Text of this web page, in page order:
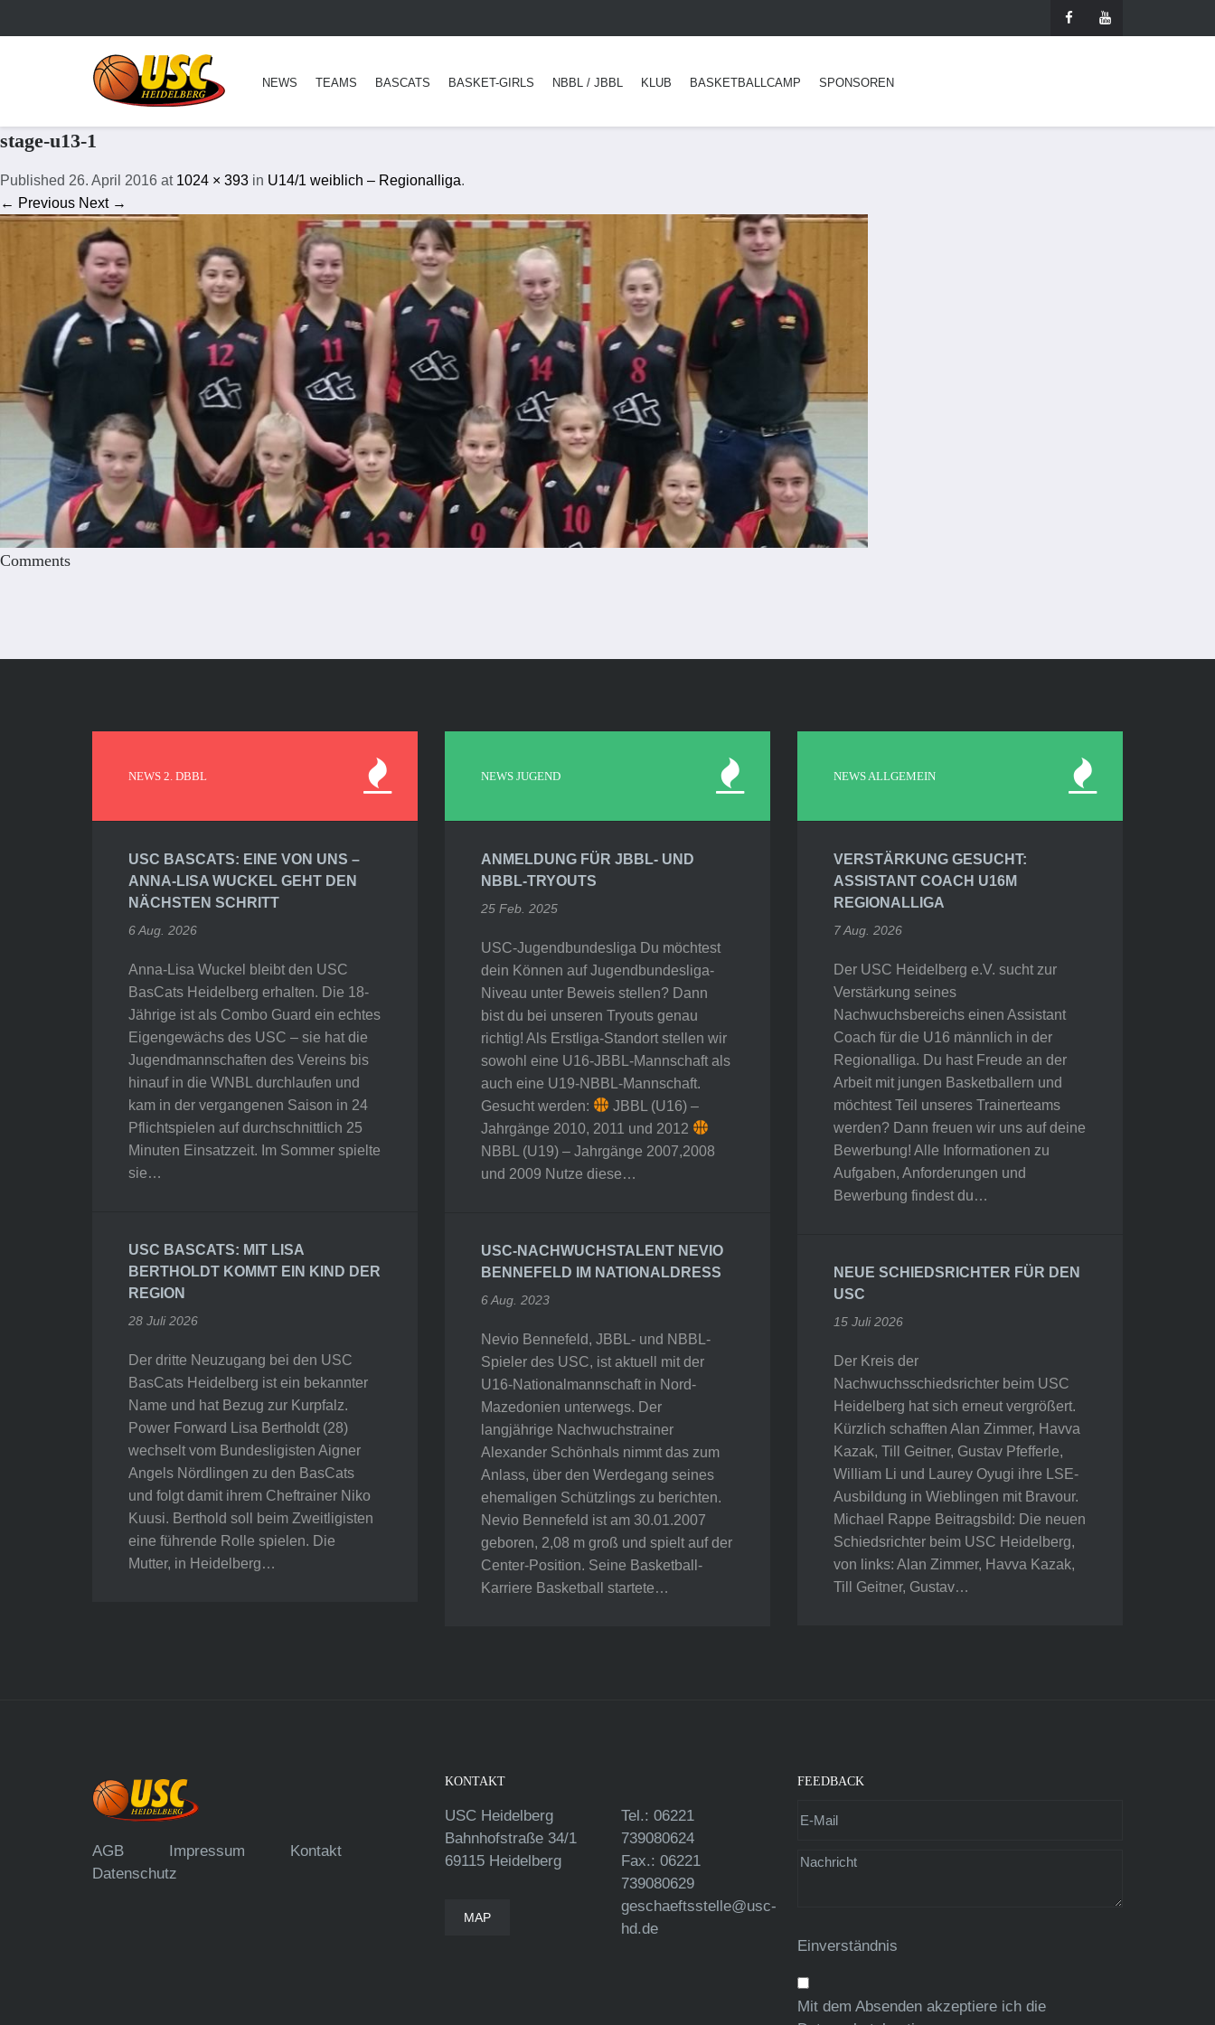
NEWS TEAMS BASCATS BASKET-GIRLS NBBL / JBBL KLUB BASKETBALLCAMP SPONSOREN
stage-u13-1
Published 26. April 2016 at 1024 × 393 in U14/1 weiblich – Regionalliga.
← Previous Next →
Comments
NEWS 2. DBBL
USC BASCATS: EINE VON UNS –
ANNA-LISA WUCKEL GEHT DEN
NÄCHSTEN SCHRITT
6 Aug. 2026
Anna-Lisa Wuckel bleibt den USC
BasCats Heidelberg erhalten. Die 18-
Jährige ist als Combo Guard ein echtes
Eigengewächs des USC – sie hat die
Jugendmannschaften des Vereins bis
hinauf in die WNBL durchlaufen und
kam in der vergangenen Saison in 24
Pflichtspielen auf durchschnittlich 25
Minuten Einsatzzeit. Im Sommer spielte
sie…
USC BASCATS: MIT LISA
BERTHOLDT KOMMT EIN KIND DER
REGION
28 Juli 2026
Der dritte Neuzugang bei den USC
BasCats Heidelberg ist ein bekannter
Name und hat Bezug zur Kurpfalz.
Power Forward Lisa Bertholdt (28)
wechselt vom Bundesligisten Aigner
Angels Nördlingen zu den BasCats
und folgt damit ihrem Cheftrainer Niko
Kuusi. Berthold soll beim Zweitligisten
eine führende Rolle spielen. Die
Mutter, in Heidelberg…
NEWS JUGEND
ANMELDUNG FÜR JBBL- UND
NBBL-TRYOUTS
25 Feb. 2025
USC-Jugendbundesliga Du möchtest
dein Können auf Jugendbundesliga-
Niveau unter Beweis stellen? Dann
bist du bei unseren Tryouts genau
richtig! Als Erstliga-Standort stellen wir
sowohl eine U16-JBBL-Mannschaft als
auch eine U19-NBBL-Mannschaft.
Gesucht werden:
JBBL (U16) –
Jahrgänge 2010, 2011 und 2012
NBBL (U19) – Jahrgänge 2007,2008
und 2009 Nutze diese…
USC-NACHWUCHSTALENT NEVIO
BENNEFELD IM NATIONALDRESS
6 Aug. 2023
Nevio Bennefeld, JBBL- und NBBL-
Spieler des USC, ist aktuell mit der
U16-Nationalmannschaft in Nord-
Mazedonien unterwegs. Der
langjährige Nachwuchstrainer
Alexander Schönhals nimmt das zum
Anlass, über den Werdegang seines
ehemaligen Schützlings zu berichten.
Nevio Bennefeld ist am 30.01.2007
geboren, 2,08 m groß und spielt auf der
Center-Position. Seine Basketball-
Karriere Basketball startete…
NEWS ALLGEMEIN
VERSTÄRKUNG GESUCHT:
ASSISTANT COACH U16M
REGIONALLIGA
7 Aug. 2026
Der USC Heidelberg e.V. sucht zur
Verstärkung seines
Nachwuchsbereichs einen Assistant
Coach für die U16 männlich in der
Regionalliga. Du hast Freude an der
Arbeit mit jungen Basketballern und
möchtest Teil unseres Trainerteams
werden? Dann freuen wir uns auf deine
Bewerbung! Alle Informationen zu
Aufgaben, Anforderungen und
Bewerbung findest du…
NEUE SCHIEDSRICHTER FÜR DEN
USC
15 Juli 2026
Der Kreis der
Nachwuchsschiedsrichter beim USC
Heidelberg hat sich erneut vergrößert.
Kürzlich schafften Alan Zimmer, Havva
Kazak, Till Geitner, Gustav Pfefferle,
William Li und Laurey Oyugi ihre LSE-
Ausbildung in Wieblingen mit Bravour.
Michael Rappe Beitragsbild: Die neuen
Schiedsrichter beim USC Heidelberg,
von links: Alan Zimmer, Havva Kazak,
Till Geitner, Gustav…
AGB Impressum
Kontakt
Datenschutz
KONTAKT
USC Heidelberg
Bahnhofstraße 34/1
69115 Heidelberg
MAP
Tel.: 06221
739080624
Fax.: 06221
739080629
geschaeftsstelle@usc-
hd.de
FEEDBACK
Einverständnis
Mit dem Absenden akzeptiere ich die